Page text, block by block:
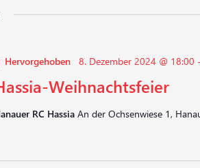
Weihnachtsfeier
Hervorgehoben 8. Dezember 2024 @ 18:00
RC Hassia An der Ochsenwiese 1,